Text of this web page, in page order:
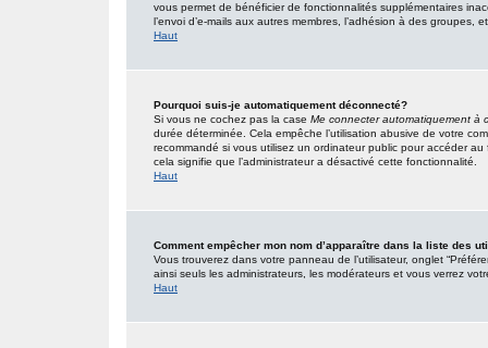
vous permet de bénéficier de fonctionnalités supplémentaires
l’envoi d’e-mails aux autres membres, l’adhésion à des groupes,
Haut
Pourquoi suis-je automatiquement déconnecté?
Si vous ne cochez pas la case Me connecter automatiquement à
durée déterminée. Cela empêche l’utilisation abusive de votre
recommandé si vous utilisez un ordinateur public pour accéder
cela signifie que l’administrateur a désactivé cette fonctionnalité.
Haut
Comment empêcher mon nom d’apparaître dans la liste des
Vous trouverez dans votre panneau de l’utilisateur, onglet
ainsi seuls les administrateurs, les modérateurs et vous verrez
Haut